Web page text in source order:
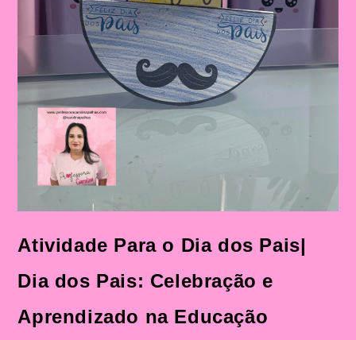
Atividade Para o Dia dos Pais|
Dia dos Pais: Celebração e
Aprendizado na Educação